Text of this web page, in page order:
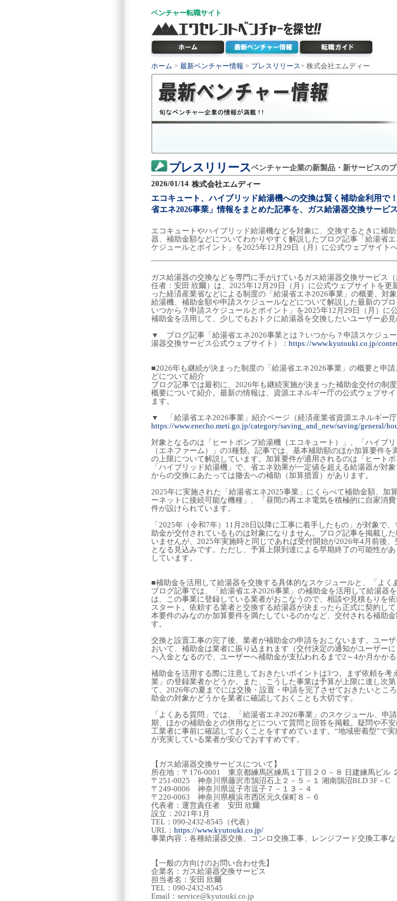
ベンチャー転職サイト
ホーム > 最新ベンチャー情報 > プレスリリース> 株式会社エムディー
プレスリリースベンチャー企業の新製品・新サービスの
2026/01/14 株式会社エムディー
エコキュート、ハイブリッド給湯機への交換は賢く補助金利用で
省エネ2026事業」情報をまとめた記事を、ガス給湯器交換サービ
エコキュートやハイブリッド給湯機などを対象に、交換するときに補
器、補助金額などについてわかりやすく解説したブログ記事「給湯省
ケジュールとポイント」を2025年12月29日（月）に公式ウェブサイト
ガス給湯器の交換などを専門に手がけているガス給湯器交換サービス
任者：安田 欣爾）は、2025年12月29日（月）に公式ウェブサイトを更
った経済産業省などによる制度の「給湯省エネ2026事業」の概要、対
給湯機、補助金額や申請スケジュールなどについて解説した最新のブ
いつから？申請スケジュールとポイント」を2025年12月29日（月）に
補助金を活用して、少しでもおトクに給湯器を交換したいユーザー必見
▼ ブログ記事「給湯省エネ2026事業とは？いつから？申請スケジュ
湯器交換サービス公式ウェブサイト）： https://www.kyutouki.co.jp/
■2026年も継続が決まった制度の「給湯省エネ2026事業」の概要と申
どについて紹介
ブログ記事では最初に、2026年も継続実施が決まった補助金交付の制
概要について紹介。最新の情報は、資源エネルギー庁の公式ウェブサ
ます。
▼ 「給湯省エネ2026事業」紹介ページ（経済産業省資源エネルギー庁
https://www.enecho.meti.go.jp/category/saving_and_new/saving/general/
対象となるのは「ヒートポンプ給湯機（エコキュート）」、「ハイブ
（エネファーム）」の3種類。記事では、基本補助額のほか加算要件
の上限について解説しています。加算要件が適用されるのは「ヒートポ
「ハイブリッド給湯機」で、省エネ効果が一定値を超える給湯器が対
からの交換にあたっては撤去への補助（加算措置）があります。
2025年に実施された「給湯省エネ2025事業」にくらべて補助金額、加
ーネットに接続可能な機種」、「昼間の再エネ電気を積極的に自家消
件が設けられています。
「2025年（令和7年）11月28日以降に工事に着手したもの」が対象で
助金が交付されているものは対象になりません。ブログ記事を掲載し
いませんが、2025年実施時と同じであれば受付開始が2026年4月前後
となる見込みです。ただし、予算上限到達による早期終了の可能性が
しています。
■補助金を活用して給湯器を交換する具体的なスケジュールと、「よく
ブログ記事では、「給湯省エネ2026事業」の補助金を活用して給湯器
は、この事業に登録している業者がおこなうので、相談や見積もりを
スタート。依頼する業者と交換する給湯器が決まったら正式に契約し
本要件のみなのか加算要件を満たしているのかなど、交付される補助
す。
交換と設置工事の完了後、業者が補助金の申請をおこないます。ユー
おいて、補助金は業者に振り込まれます（交付決定の通知がユーザー
へ入金となるので、ユーザーへ補助金が支払われるまで2～4か月かかる
補助金を活用する際に注意しておきたいポイントは3つ。まず依頼を考
業」の登録業者かどうか。また、こうした事業は予算が上限に達し次
て、2026年の夏までには交換・設置・申請を完了させておきたいとこ
助金の対象かどうかを業者に確認しておくことも大切です。
「よくある質問」では、「給湯省エネ2026事業」のスケジュール、申
期、ほかの補助金との併用などについて質問と回答を掲載。疑問や不
工業者に事前に確認しておくことをすすめています。“地域密着型”で
が充実している業者が安心でおすすめです。
【ガス給湯器交換サービスについて】
所在地：〒176-0001 東京都練馬区練馬１丁目２０－８ 日建練馬ビル
〒251-0025 神奈川県藤沢市鵠沼石上２－５－１ 湘南鵠沼BLD 3F－C
〒249-0006 神奈川県逗子市逗子７－１３－４
〒220-0063 神奈川県横浜市西区元久保町８－６
代表者：運営責任者 安田 欣爾
設立：2021年1月
TEL：090-2432-8545（代表）
URL： https://www.kyutouki.co.jp/
事業内容：各種給湯器交換、コンロ交換工事、レンジフード交換工事
【一般の方向けのお問い合わせ先】
企業名：ガス給湯器交換サービス
担当者名：安田 欣爾
TEL：090-2432-8545
Email：service@kyutouki.co.jp